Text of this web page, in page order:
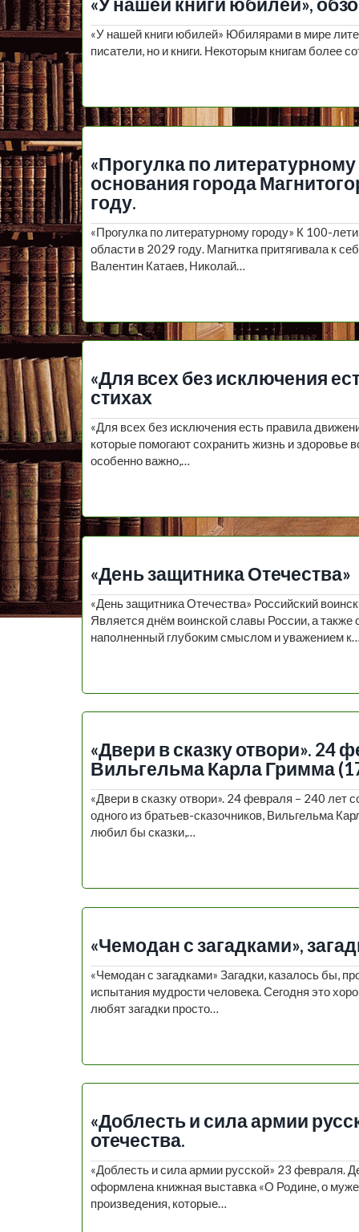
«У нашей книги юбилей»,
«У нашей книги юбилей» Юбилярами в мире
писатели, но и книги. Некоторым книгам более
«Прогулка по
основания города
году.
«Прогулка по литературному городу» К 100-
области в 2029 году. Магнитка притягивала к
Валентин Катаев, Николай…
«Для всех без исключения
стихах
«Для всех без исключения есть правила
которые помогают сохранить жизнь и здоровье
особенно важно,…
«День защитника Отечества»
«День защитника Отечества» Российский
Является днём воинской славы России, а
наполненный глубоким смыслом и уважением к…
«Двери в сказку отвори». 24
Вильгельма Карла Гримма
«Двери в сказку отвори». 24 февраля – 240 лет
одного из братьев-сказочников, Вильгельма
любил бы сказки,…
«Чемодан с загадками»,
«Чемодан с загадками» Загадки, казалось бы,
испытания мудрости человека. Сегодня это
любят загадки просто…
«Доблесть и сила армии
отечества.
«Доблесть и сила армии русской» 23 февраля.
оформлена книжная выставка «О Родине, о
произведения, которые…